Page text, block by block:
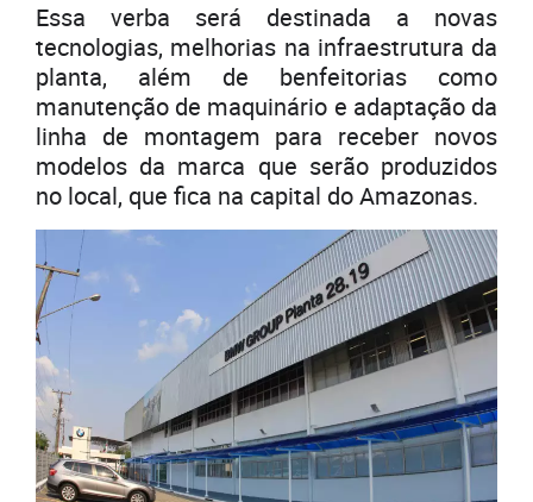
Essa verba será destinada a novas
tecnologias, melhorias na infraestrutura da
planta, além de benfeitorias como
manutenção de maquinário e adaptação da
linha de montagem para receber novos
modelos da marca que serão produzidos
no local, que fica na capital do Amazonas.